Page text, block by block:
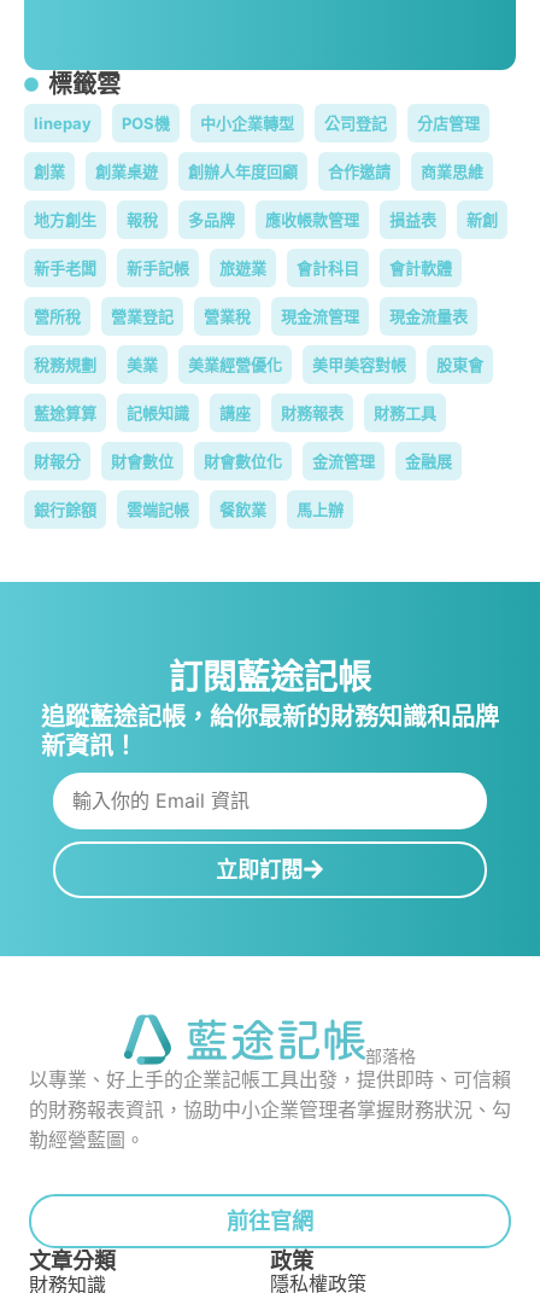
標籤雲
linepay POS機 中小企業轉型 公司登記 分店管理
創業 創業桌遊 創辦人年度回顧 合作邀請 商業思維
地方創生 報稅 多品牌 應收帳款管理 損益表 新創
新手老闆 新手記帳 旅遊業 會計科目 會計軟體
營所稅 營業登記 營業稅 現金流管理 現金流量表
稅務規劃 美業 美業經營優化 美甲美容對帳 股東會
藍途算算 記帳知識 講座 財務報表 財務工具
財報分 財會數位 財會數位化 金流管理 金融展
銀行餘額 雲端記帳 餐飲業 馬上辦
訂閱藍途記帳
追蹤藍途記帳，給你最新的財務知識和品牌
新資訊！
立即訂閱
部落格
以專業、好上手的企業記帳工具出發，提供即時、可信賴
的財務報表資訊，協助中小企業管理者掌握財務狀況、勾
勒經營藍圖。
前往官網
文章分類
財務知識
政策
隱私權政策